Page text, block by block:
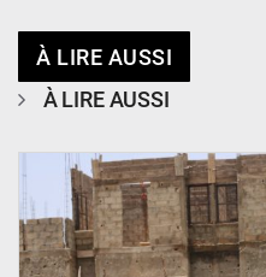
À LIRE AUSSI
À LIRE AUSSI